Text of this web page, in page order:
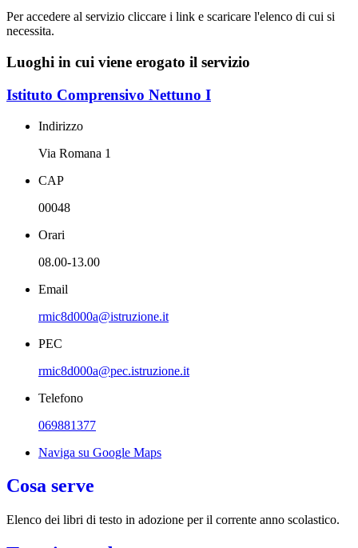
Per accedere al servizio cliccare i link e scaricare l'elenco di cui si
necessita.
Luoghi in cui viene erogato il servizio
Istituto Comprensivo Nettuno I
Indirizzo
Via Romana 1
CAP
00048
Orari
08.00-13.00
Email
rmic8d000a@istruzione.it
PEC
rmic8d000a@pec.istruzione.it
Telefono
069881377
Naviga su Google Maps
Cosa serve
Elenco dei libri di testo in adozione per il corrente anno scolastico.